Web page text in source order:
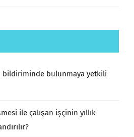
bildiriminde bulunmaya yetkili
ile çalışan işçinin yıllık